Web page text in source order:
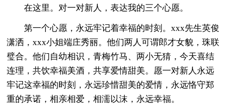
在这里。对一对新人，表达我的三个心愿。
第一个心愿，永远牢记着幸福的时刻。xxx先生英俊
潇洒，xxx小姐端庄秀丽。他们两人可谓郎才女貌，珠联
璧合。他们自幼相识，青梅竹马、两小无猜，今天喜结
连理，共饮幸福美酒，共享爱情甜美。愿一对新人永远
牢记这幸福的时刻，永远珍惜甜美的爱情，永远恪守郑
重的承诺，相亲相爱，相濡以沫，永远幸福。